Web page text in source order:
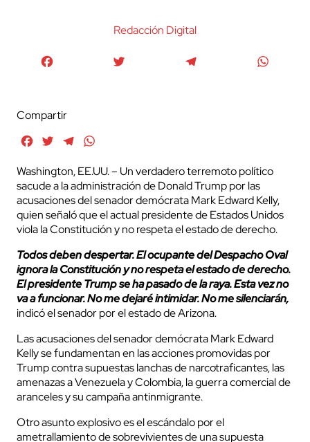
Redacción Digital
Compartir
FacebookTwitterTelegram
Washington, EE.UU. – Un verdadero terremoto político
sacude a la administración de Donald Trump por las
acusaciones del senador demócrata Mark Edward Kelly,
quien señaló que el actual presidente de Estados Unidos
viola la Constitución y no respeta el estado de derecho.
Todos deben despertar. El ocupante del Despacho Oval
ignora la Constitución y no respeta el estado de derecho.
El presidente Trump se ha pasado de la raya. Esta vez no
va a funcionar. No me dejaré intimidar. No me silenciarán,
indicó el senador por el estado de Arizona.
Las acusaciones del senador demócrata Mark Edward
Kelly se fundamentan en las acciones promovidas por
Trump contra supuestas lanchas de narcotraficantes, las
amenazas a Venezuela y Colombia, la guerra comercial de
aranceles y su campaña antinmigrante.
Otro asunto explosivo es el escándalo por el
ametrallamiento de sobrevivientes de una supuesta